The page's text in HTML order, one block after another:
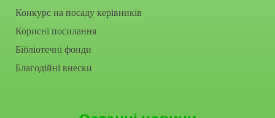
Конкурс на посаду керівників
Корисні посилання
Бібліотечні фонди
Благодійні внески